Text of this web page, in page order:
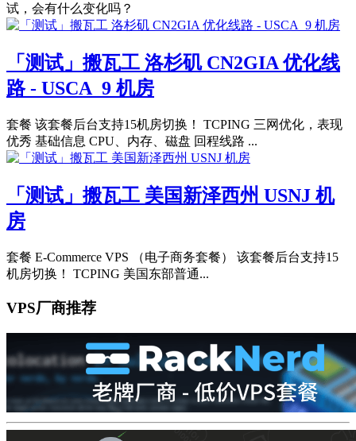
试，会有什么变化吗？
「测试」搬瓦工 洛杉矶 CN2GIA 优化线
路 - USCA_9 机房
套餐 该套餐后台支持15机房切换！ TCPING 三网优化，表现
优秀 基础信息 CPU、内存、磁盘 回程线路 ...
「测试」搬瓦工 美国新泽西州 USNJ 机
房
套餐 E-Commerce VPS （电子商务套餐） 该套餐后台支持15
机房切换！ TCPING 美国东部普通...
VPS厂商推荐